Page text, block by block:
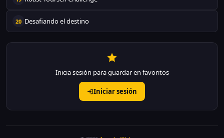
20 Desafiando el destino
Inicia sesión para guardar en favoritos
Iniciar sesión